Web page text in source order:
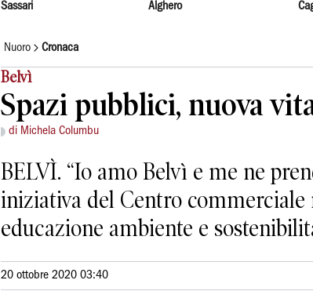
Sassari Alghero
Nuoro Cronaca
Belvì
Spazi pubblici, nuova
di Michela Columbu
BELVÌ. “Io amo Belvì e me ne
iniziativa del Centro commerciale
educazione ambiente e
20 ottobre 2020 03:40